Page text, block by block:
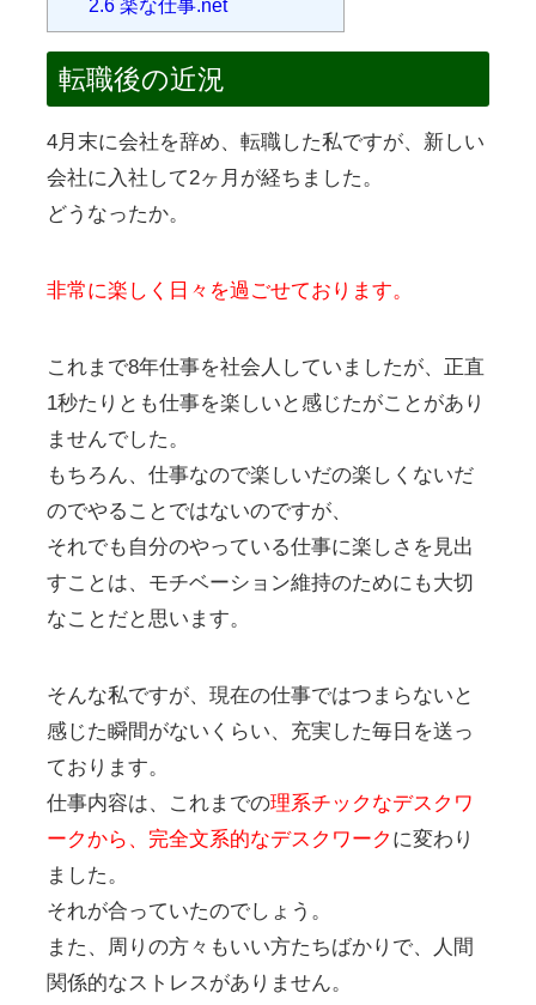
2.6楽な仕事.net
転職後の近況
4月末に会社を辞め、転職した私ですが、新しい
会社に入社して2ヶ月が経ちました。
どうなったか。
非常に楽しく日々を過ごせております。
これまで8年仕事を社会人していましたが、正直
1秒たりとも仕事を楽しいと感じたがことがあり
ませんでした。
もちろん、仕事なので楽しいだの楽しくないだ
のでやることではないのですが、
それでも自分のやっている仕事に楽しさを見出
すことは、モチベーション維持のためにも大切
なことだと思います。
そんな私ですが、現在の仕事ではつまらないと
感じた瞬間がないくらい、充実した毎日を送っ
ております。
仕事内容は、これまでの理系チックなデスクワ
ークから、完全文系的なデスクワーク に変わり
ました。
それが合っていたのでしょう。
また、周りの方々もいい方たちばかりで、人間
関係的なストレスがありません。